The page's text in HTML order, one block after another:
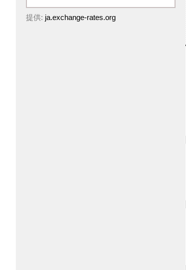
提供: ja.exchange-rates.org